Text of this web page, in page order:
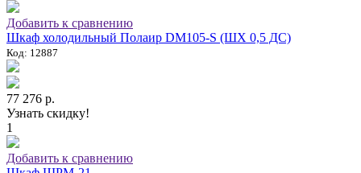
Добавить к сравнению
Шкаф холодильный Полаир DM105-S (ШХ 0,5 ДС)
Код: 12887
77 276 р.
Узнать скидку!
1
Добавить к сравнению